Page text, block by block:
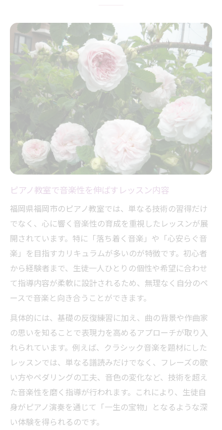
ピアノ教室で音楽性を伸ばすレッスン内容
福岡県福岡市のピアノ教室では、単なる技術の習得だけ
でなく、心に響く音楽性の育成を重視したレッスンが展
開されています。特に「落ち着く音楽」や「心安らぐ音
楽」を目指すカリキュラムが多いのが特徴です。初心者
から経験者まで、生徒一人ひとりの個性や希望に合わせ
て指導内容が柔軟に設計されるため、無理なく自分のペ
ースで音楽と向き合うことができます。
具体的には、基礎の反復練習に加え、曲の背景や作曲家
の思いを知ることで表現力を高めるアプローチが取り入
れられています。例えば、クラシック音楽を題材にした
レッスンでは、単なる譜読みだけでなく、フレーズの歌
い方やペダリングの工夫、音色の変化など、技術を超え
た音楽性を磨く指導が行われます。これにより、生徒自
身がピアノ演奏を通じて「一生の宝物」となるような深
い体験を得られるのです。